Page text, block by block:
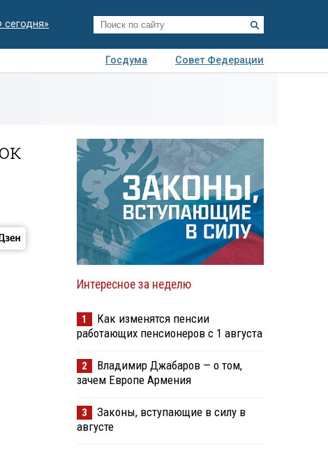
Госдума
Совет Федерации
Интересное за неделю
1
Как изменятся пенсии
работающих пенсионеров с 1 августа
2
Владимир Джабаров — о том,
зачем Европе Армения
3
Законы, вступающие в силу в
августе